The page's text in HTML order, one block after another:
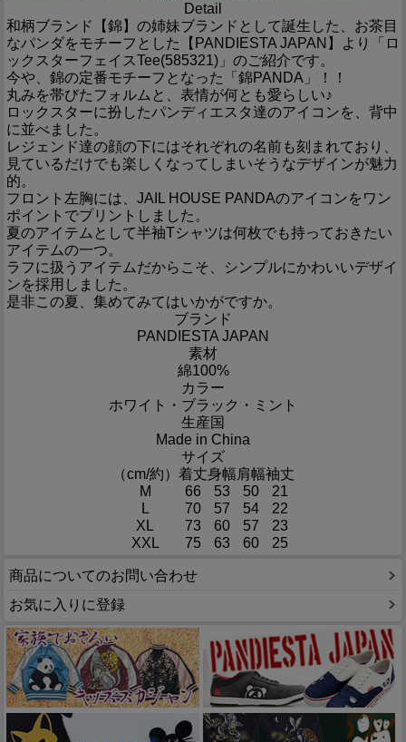
Detail
和柄ブランド【錦】の姉妹ブランドとして誕生した、お茶目
なパンダをモチーフとした【PANDIESTA JAPAN】より「ロ
ックスターフェイスTee(585321)」のご紹介です。
今や、錦の定番モチーフとなった「錦PANDA」！！
丸みを帯びたフォルムと、表情が何とも愛らしい♪
ロックスターに扮したパンディエスタ達のアイコンを、背中
に並べました。
レジェンド達の顔の下にはそれぞれの名前も刻まれており、
見ているだけでも楽しくなってしまいそうなデザインが魅力
的。
フロント左胸には、JAIL HOUSE PANDAのアイコンをワン
ポイントでプリントしました。
夏のアイテムとして半袖Tシャツは何枚でも持っておきたい
アイテムの一つ。
ラフに扱うアイテムだからこそ、シンプルにかわいいデザイ
ンを採用しました。
是非この夏、集めてみてはいかがですか。
ブランド
PANDIESTA JAPAN
素材
綿100%
カラー
ホワイト・ブラック・ミント
生産国
Made in China
サイズ
（cm/約） 着丈身幅肩幅袖丈
M
66 53 50
21
L
70 57 54
22
XL
73 60 57
23
XXL
75 63 60 25
商品についてのお問い合わせ
お気に入りに登録